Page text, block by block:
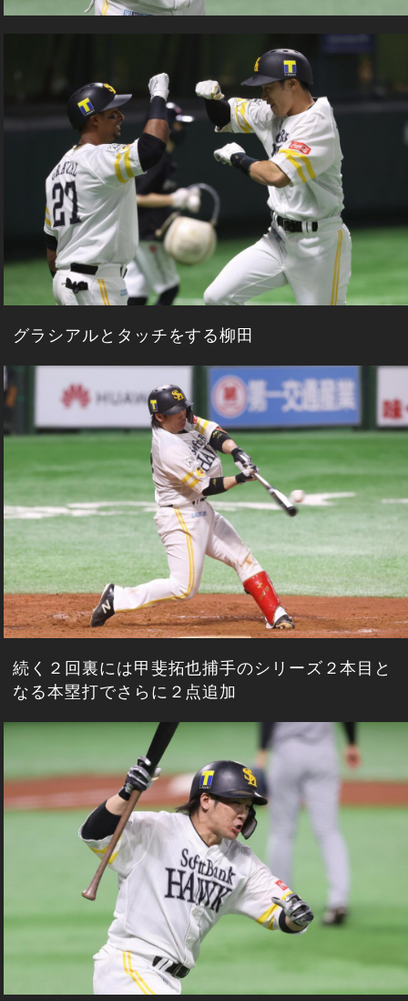
グラシアルとタッチをする柳田
続く２回裏には甲斐拓也捕手のシリーズ２本目と
なる本塁打でさらに２点追加